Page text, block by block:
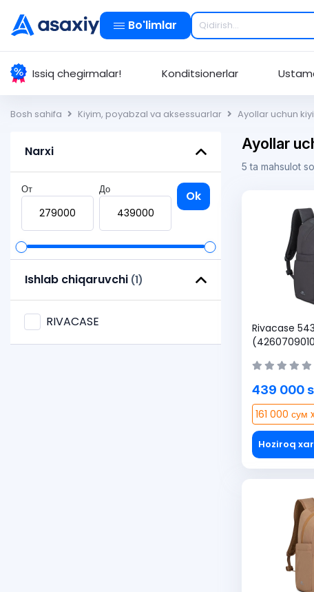
Bo'limlar
Issiq chegirmalar! Konditsionerlar
Bosh sahifa Kiyim, poyabzal va aksessuarlar Ayollar uchun
Narxi
От До Ok
Ishlab chiqaruvchi (1)
RIVACASE
Ayollar
5 ta mahsulot
Rivacase
439 000
161 000 сум
Hoziroq